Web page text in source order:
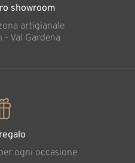
showroom
artigianale
Val Gardena
ogni occasione